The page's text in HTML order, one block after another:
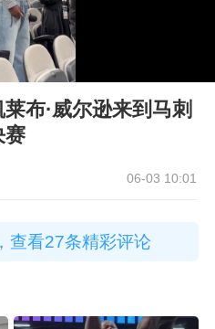
布·威尔逊来到马刺
赛
06-03 10:01
查看27条精彩评论